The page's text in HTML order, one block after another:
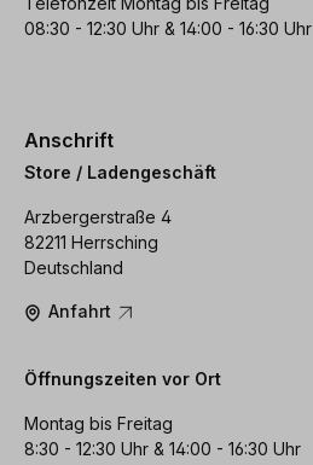
08:30 - 12:30 Uhr & 14:00 - 16:30 Uhr
Anschrift
Store / Ladengeschäft
Arzbergerstraße 4
82211 Herrsching
Deutschland
Anfahrt
Öffnungszeiten vor Ort
Montag bis Freitag
8:30 - 12:30 Uhr & 14:00 - 16:30 Uhr